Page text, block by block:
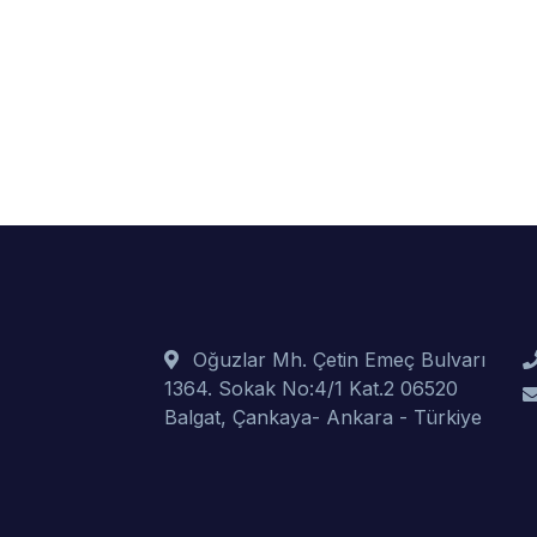
Oğuzlar Mh. Çetin Emeç Bulvarı
1364. Sokak No:4/1 Kat.2 06520
Balgat, Çankaya- Ankara - Türkiye